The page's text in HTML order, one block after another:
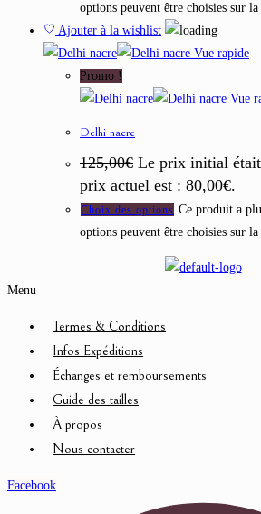
options peuvent être choisies sur
Ajouter à la wishlist
Vue rapide
Promo !
Vue
Delhi nacre
125,00€ Le prix initial
prix actuel est : 80,00€.
Choix des options Ce produit a
options peuvent être choisies sur
Menu
Termes & Conditions
Infos Expéditions
Échanges et remboursements
Guide des tailles
À propos
Nous contacter
Facebook